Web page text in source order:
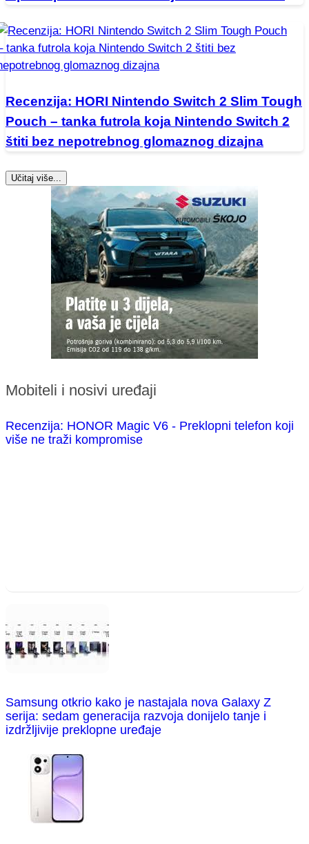
Recenzija: HORI Nintendo Switch 2 Slim Tough
Pouch – tanka futrola koja Nintendo Switch 2
štiti bez nepotrebnog glomaznog dizajna
Učitaj više...
Mobiteli i nosivi uređaji
Recenzija: HONOR Magic V6 - Preklopni telefon koji
više ne traži kompromise
Samsung otkrio kako je nastajala nova Galaxy Z
serija: sedam generacija razvoja donijelo tanje i
izdržljivije preklopne uređaje